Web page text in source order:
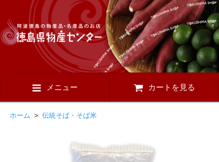
メニュー カートを見る
ホーム > 伝統そば・そば米